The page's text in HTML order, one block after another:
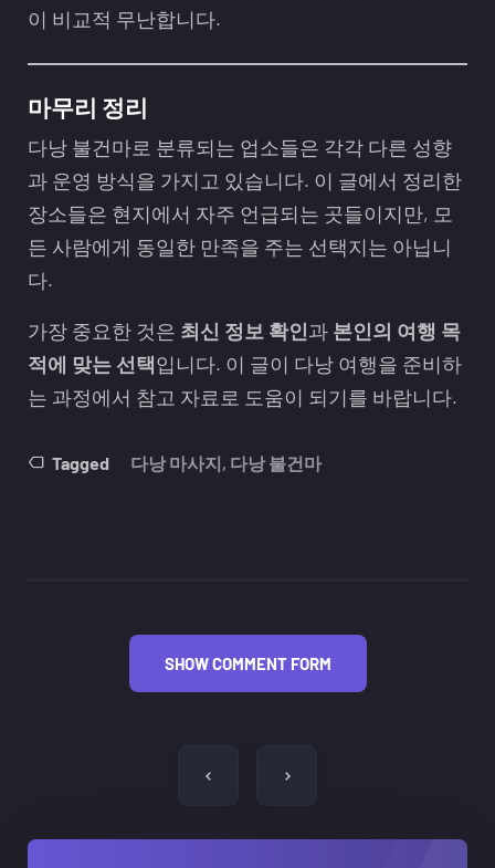
이 비교적 무난합니다.
마무리 정리
다낭 불건마로 분류되는 업소들은 각각 다른 성향
과 운영 방식을 가지고 있습니다. 이 글에서 정리한
장소들은 현지에서 자주 언급되는 곳들이지만, 모
든 사람에게 동일한 만족을 주는 선택지는 아닙니
다.
가장 중요한 것은 최신 정보 확인과 본인의 여행 목
적에 맞는 선택입니다. 이 글이 다낭 여행을 준비하
는 과정에서 참고 자료로 도움이 되기를 바랍니다.
Tagged 다낭 마사지, 다낭 불건마
SHOW COMMENT FORM